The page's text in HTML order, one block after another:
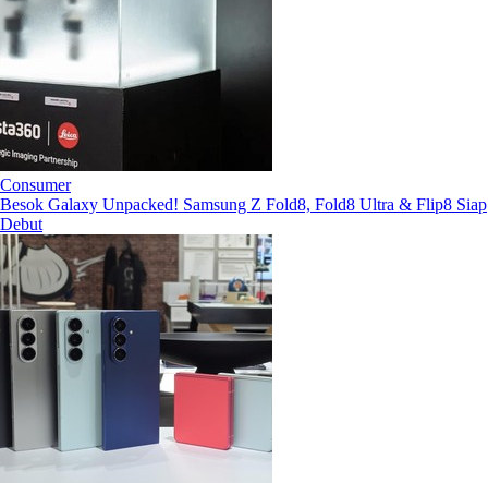
Consumer
Besok Galaxy Unpacked! Samsung Z Fold8, Fold8 Ultra & Flip8 Siap
Debut